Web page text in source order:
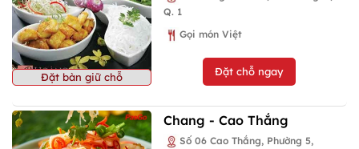
Đặt bàn giữ chỗ
Q. 1
Gọi món Việt
Đặt chỗ ngay
Chang - Cao Thắng
Số 06 Cao Thắng, Phường 5,